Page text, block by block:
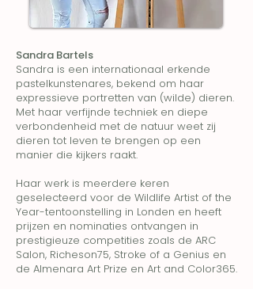
Sandra Bartels
Sandra is een internationaal erkende
pastelkunstenares, bekend om haar
expressieve portretten van (wilde) dieren.
Met haar verfijnde techniek en diepe
verbondenheid met de natuur weet zij
dieren tot leven te brengen op een
manier die kijkers raakt.
Haar werk is meerdere keren
geselecteerd voor de Wildlife Artist of the
Year-tentoonstelling in Londen en heeft
prijzen en nominaties ontvangen in
prestigieuze competities zoals de ARC
Salon, Richeson75, Stroke of a Genius en
de Almenara Art Prize en Art and Color365.